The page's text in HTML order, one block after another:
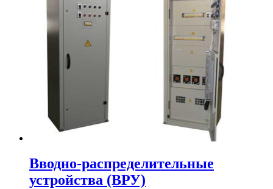
Вводно-распределительные
устройства (ВРУ)